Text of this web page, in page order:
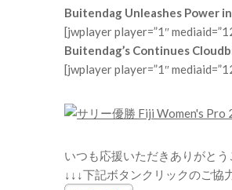
Buitendag Unleashes Power
[jwplayer player=”1″
Buitendag’s Continues
[jwplayer player=”1″
いつも応援いただきありがと
↓↓↓下記ボタンクリックのご協